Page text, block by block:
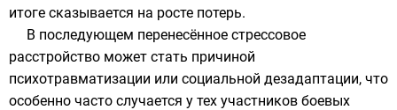
итоге сказывается на росте потерь.
В последующем перенесённое стрессовое
расстройство может стать причиной
психотравматизации или социальной дезадаптации, что
особенно часто случается у тех участников боевых